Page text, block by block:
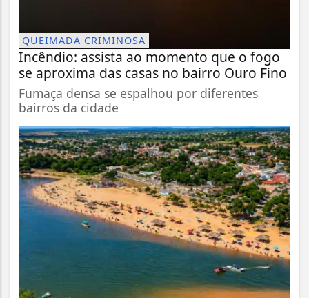
QUEIMADA CRIMINOSA
Incêndio: assista ao momento que o fogo
se aproxima das casas no bairro Ouro Fino
Fumaça densa se espalhou por diferentes
bairros da cidade